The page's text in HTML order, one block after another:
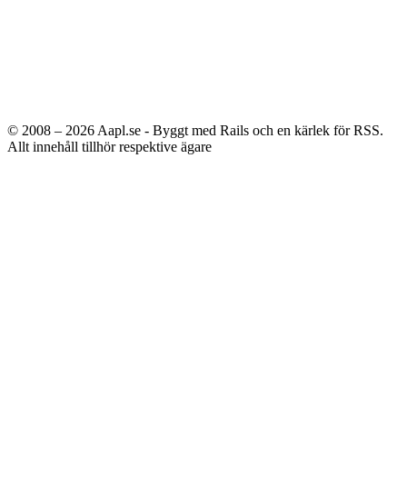
© 2008 – 2026 Aapl.se - Byggt med Rails och en kärlek för RSS.
Allt innehåll tillhör respektive ägare